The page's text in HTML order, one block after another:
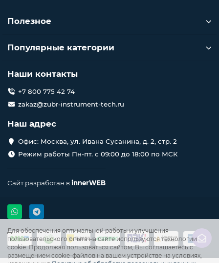
Для обеспечения оптимальной работы и улучшения
пользовательского опыта на сайте используются технологии
cookie. Продолжая пользоваться сайтом, Вы соглашаетесь с
размещением cookie-файлов на вашем устройстве на условиях,
Полезное
Популярные категории
Наши контакты
+7 800 775 42 74
zakaz@zubr-instrument-tech.ru
Наш адрес
Офис: Москва, ул. Ивана Сусанина, д. 2, стр. 2
Режим работы Пн-пт. с 09:00 до 18:00 по МСК
Сайт разработан вinnerWEB